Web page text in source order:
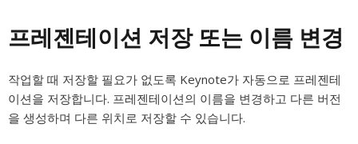
프레젠테이션 저장 또는 이름 변경
작업할 때 저장할 필요가 없도록 Keynote가 자동으로 프레젠테
이션을 저장합니다. 프레젠테이션의 이름을 변경하고 다른 버전
을 생성하며 다른 위치로 저장할 수 있습니다.